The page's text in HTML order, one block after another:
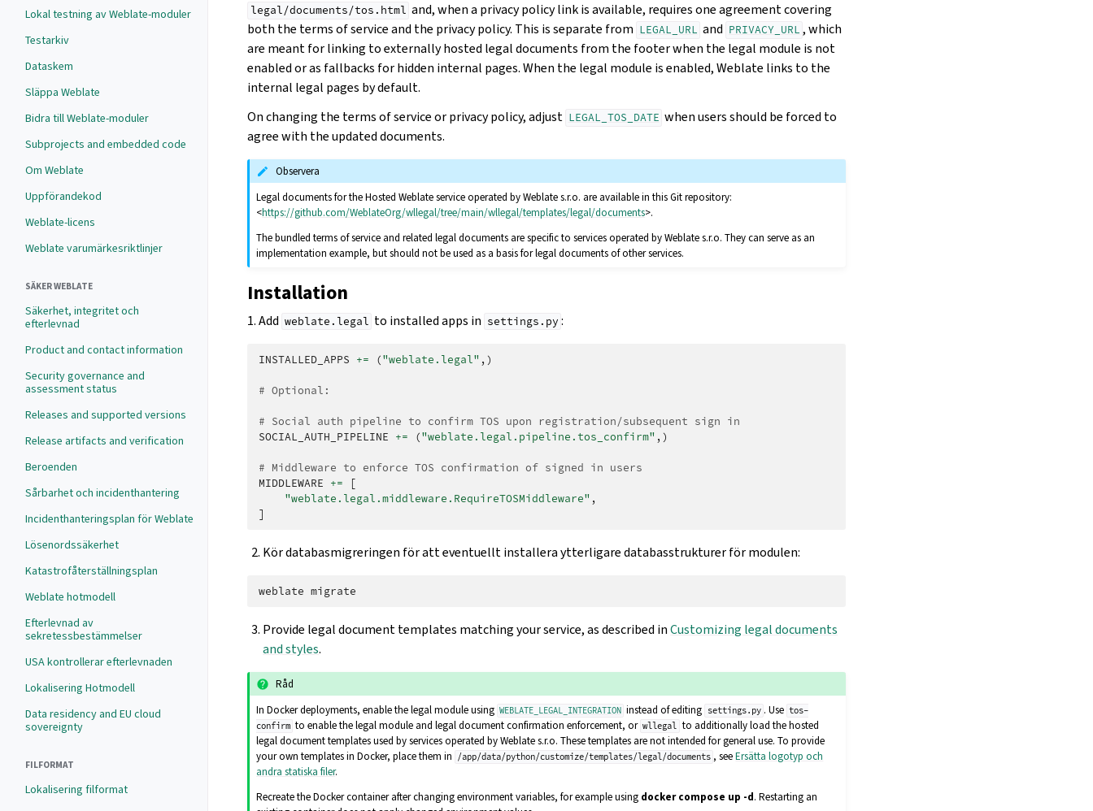
Lokal testning av Weblate-moduler
Testarkiv
Dataskem
Släppa Weblate
Bidra till Weblate-moduler
Subprojects and embedded code
Om Weblate
Uppförandekod
Weblate-licens
Weblate varumärkesriktlinjer
SÄKER WEBLATE
Säkerhet, integritet och
efterlevnad
Product and contact information
Security governance and
assessment status
Releases and supported versions
Release artifacts and verification
Beroenden
Sårbarhet och incidenthantering
Incidenthanteringsplan för Weblate
Lösenordssäkerhet
Katastrofåterställningsplan
Weblate hotmodell
Efterlevnad av
sekretessbestämmelser
USA kontrollerar efterlevnaden
Lokalisering Hotmodell
Data residency and EU cloud
sovereignty
FILFORMAT
Lokalisering filformat
legal/documents/tos.html and, when a privacy policy link is available, requires one agreement covering
both the terms of service and the privacy policy. This is separate from LEGAL_URL and PRIVACY_URL , which
are meant for linking to externally hosted legal documents from the footer when the legal module is not
enabled or as fallbacks for hidden internal pages. When the legal module is enabled, Weblate links to the
internal legal pages by default.
On changing the terms of service or privacy policy, adjust LEGAL_TOS_DATE when users should be forced to
agree with the updated documents.
Observera
Legal documents for the Hosted Weblate service operated by Weblate s.r.o. are available in this Git repository:
<https://github.com/WeblateOrg/wllegal/tree/main/wllegal/templates/legal/documents>.
The bundled terms of service and related legal documents are specific to services operated by Weblate s.r.o. They can serve as an
implementation example, but should not be used as a basis for legal documents of other services.
Installation
1. Add weblate.legal to installed apps in settings.py :
INSTALLED_APPS += ("weblate.legal" ,)
# Optional:
# Social auth pipeline to confirm TOS upon registration/subsequent sign in
SOCIAL_AUTH_PIPELINE += ("weblate.legal.pipeline.tos_confirm" ,)
# Middleware to enforce TOS confirmation of signed in users
MIDDLEWARE +=
[
"weblate.legal.middleware.RequireTOSMiddleware" ,
]
Kör databasmigreringen för att eventuellt installera ytterligare databasstrukturer för modulen:
weblate
Provide legal document templates matching your service, as described inCustomizing legal documents
and styles.
Råd
In Docker deployments, enable the legal module using WEBLATE_LEGAL_INTEGRATION instead of editing settings.py . Use tos-
confirm to enable the legal module and legal document confirmation enforcement, or wllegal to additionally load the hosted
legal document templates used by services operated by Weblate s.r.o. These templates are not intended for general use. To provide
your own templates in Docker, place them in
/app/data/python/customize/templates/legal/documents , seeErsätta logotyp och
andra statiska filer.
Recreate the Docker container after changing environment variables, for example using docker compose up -d. Restarting an